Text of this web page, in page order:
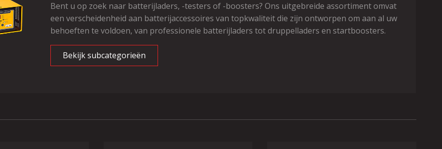
Bent u op zoek naar batterijladers, -testers of -boosters? Ons uitgebreide assortiment omvat
een verscheidenheid aan batterijaccessoires van topkwaliteit die zijn ontworpen om aan al uw
behoeften te voldoen, van professionele batterijladers tot druppelladers en startboosters.
Bekijk subcategorieën